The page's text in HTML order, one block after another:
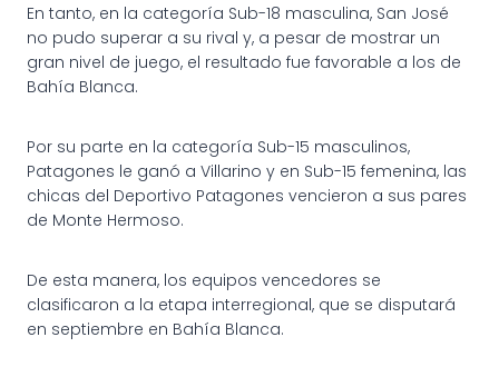
En tanto, en la categoría Sub-18 masculina, San José
no pudo superar a su rival y, a pesar de mostrar un
gran nivel de juego, el resultado fue favorable a los de
Bahía Blanca.
Por su parte en la categoría Sub-15 masculinos,
Patagones le ganó a Villarino y en Sub-15 femenina, las
chicas del Deportivo Patagones vencieron a sus pares
de Monte Hermoso.
De esta manera, los equipos vencedores se
clasificaron a la etapa interregional, que se disputará
en septiembre en Bahía Blanca.